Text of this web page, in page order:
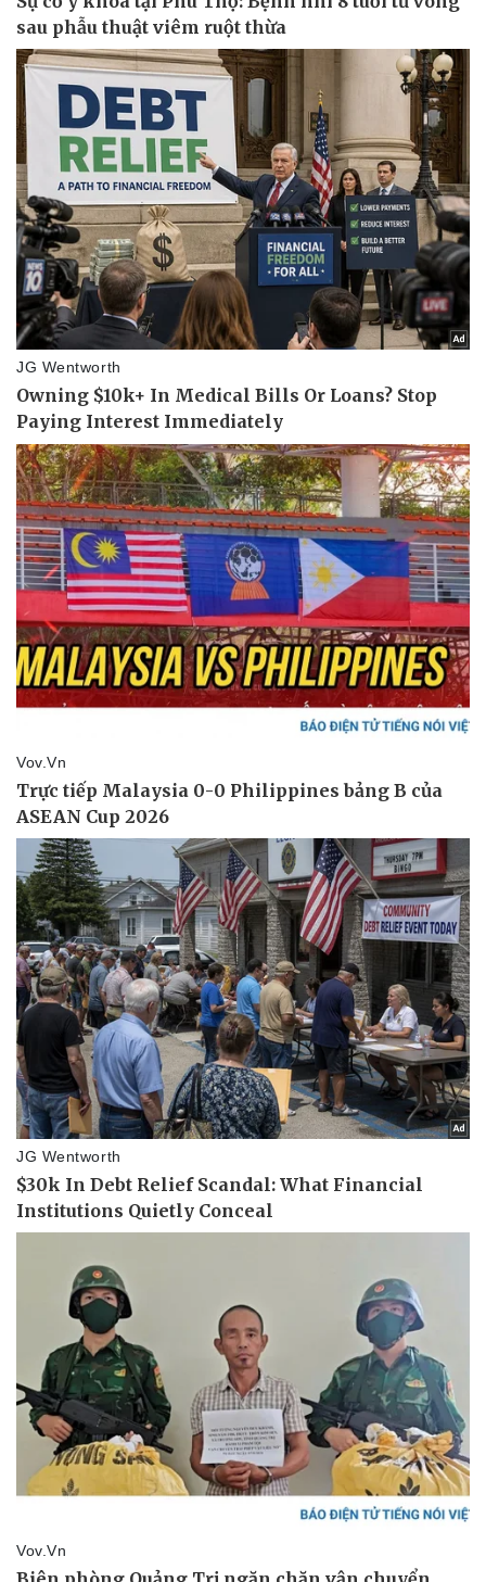
Thể thao
Bóng đá
Lịch thi đấu bóng đá
Thế giới thể thao
eSports
Hậu trường
Ô tô - Xe máy
Ô tô
Xe máy
Tư vấn